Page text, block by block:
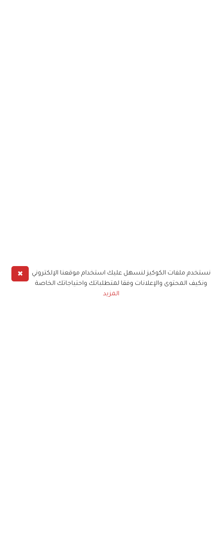
✖
نستخدم ملفات الكوكيز لنسهل عليك استخدام موقعنا الإلكتروني
ونكيف المحتوى والإعلانات وفقا لمتطلباتك واحتياجاتك الخاصة
المزيد